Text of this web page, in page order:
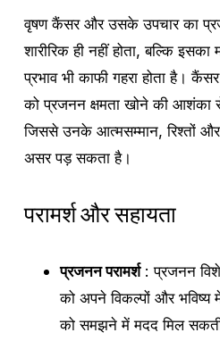
वृषण कैंसर और उसके उपचार का
शारीरिक ही नहीं होता, बल्कि
प्रभाव भी काफी गहरा होता है।
को प्रजनन क्षमता खोने की
जिससे उनके आत्मसम्मान, रिश्तों और
असर पड़ सकता है।
परामर्श और सहायता
प्रजनन परामर्श: प्रजनन
को अपने विकल्पों और भविष्य
को समझने में मदद मिल